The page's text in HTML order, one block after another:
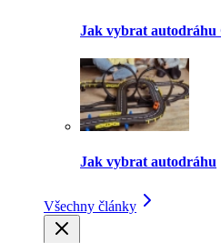
Jak vybrat autodráhu
Jak vybrat autodráhu
Všechny články